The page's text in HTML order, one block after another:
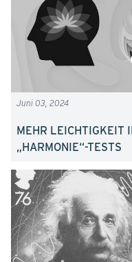
Juni 03, 2024
MEHR LEICHTIGKEIT
„HARMONIE“-TESTS